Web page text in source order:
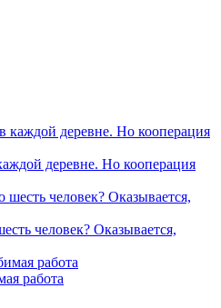
деревне. Но кооперация
человек? Оказывается,
работа